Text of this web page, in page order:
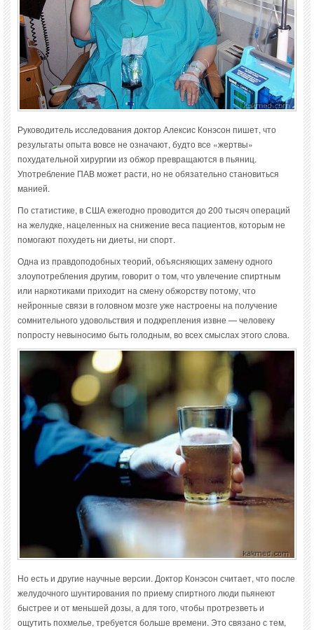
Руководитель исследования доктор Алексис Конэсон пишет, что
результаты опыта вовсе не означают, будто все «жертвы»
похудательной хирургии из обжор превращаются в пьяниц.
Употребление ПАВ может расти, но не обязательно становиться
манией.
По статистике, в США ежегодно проводится до 200 тысяч операций
на желудке, нацеленных на снижение веса пациентов, которым не
помогают похудеть ни диеты, ни спорт.
Одна из правдоподобных теорий, объясняющих замену одного
злоупотребления другим, говорит о том, что увлечение спиртным
или наркотиками приходит на смену обжорству потому, что
нейронные связи в головном мозге уже настроены на получение
сомнительного удовольствия и подкрепления извне — человеку
попросту невыносимо быть голодным, во всех смыслах этого слова.
Но есть и другие научные версии. Доктор Конэсон считает, что после
желудочного шунтирования по приему спиртного люди пьянеют
быстрее и от меньшей дозы, а для того, чтобы протрезветь и
ощутить похмелье, требуется больше времени. Это связано с тем,